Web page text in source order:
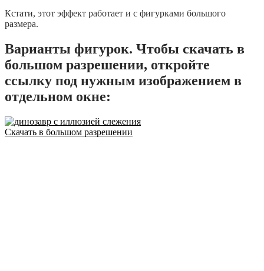
Кстати, этот эффект работает и с фигурками большого
размера.
Варианты фигурок. Чтобы скачать в
большом разрешении, откройте
ссылку под нужным изображением в
отдельном окне:
Скачать в большом разрешении